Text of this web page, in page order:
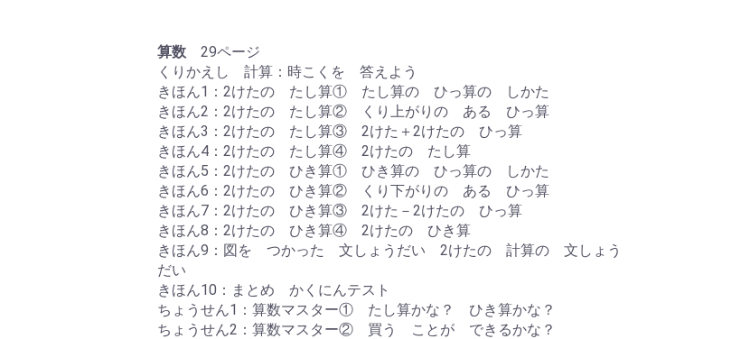
算数 29ページ
くりかえし 計算：時こくを 答えよう
きほん1：2けたの たし算① たし算の ひっ算の しかた
きほん2：2けたの たし算② くり上がりの ある ひっ算
きほん3：2けたの たし算③ 2けた＋2けたの ひっ算
きほん4：2けたの たし算④ 2けたの たし算
きほん5：2けたの ひき算① ひき算の ひっ算の しかた
きほん6：2けたの ひき算② くり下がりの ある ひっ算
きほん7：2けたの ひき算③ 2けた－2けたの ひっ算
きほん8：2けたの ひき算④ 2けたの ひき算
きほん9：図を つかった 文しょうだい 2けたの 計算の 文しょう
だい
きほん10：まとめ かくにんテスト
ちょうせん1：算数マスター① たし算かな？ ひき算かな？
ちょうせん2：算数マスター② 買う ことが できるかな？